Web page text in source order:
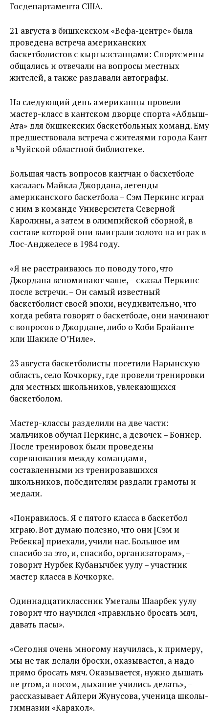
Госдепартамента США.
21 августа в бишкекском «Вефа-центре» была
проведена встреча американских
баскетболистов с кыргызстанцами: Спортсмены
общались и отвечали на вопросы местных
жителей, а также раздавали автографы.
На следующий день американцы провели
мастер-класс в кантском дворце спорта «Абдыш-
Ата» для бишкекских баскетбольных команд. Ему
предшествовала встреча с жителями города Кант
в Чуйской областной библиотеке.
Большая часть вопросов кантчан о баскетболе
касалась Майкла Джордана, легенды
американского баскетбола – Сэм Перкинс играл
с ним в команде Университета Северной
Каролины, а затем в олимпийской сборной, в
составе которой они выиграли золото на играх в
Лос-Анджелесе в 1984 году.
«Я не расстраиваюсь по поводу того, что
Джордана вспоминают чаще, – сказал Перкинс
после встречи. – Он самый известный
баскетболист своей эпохи, неудивительно, что
когда ребята говорят о баскетболе, они начинают
с вопросов о Джордане, либо о Коби Брайанте
или Шакиле О’Ниле».
23 августа баскетболисты посетили Нарынскую
область, село Кочкорку, где провели тренировки
для местных школьников, увлекающихся
баскетболом.
Мастер-классы разделили на две части:
мальчиков обучал Перкинс, а девочек – Боннер.
После тренировок были проведены
соревнования между командами,
составленными из тренировавшихся
школьников, победителям раздали грамоты и
медали.
«Понравилось. Я с пятого класса в баскетбол
играю. Вот думаю полезно, что они [Сэм и
Ребекка] приехали, учили нас. Большое им
спасибо за это, и, спасибо, организаторам», –
говорит Нурбек Кубанычбек уулу – участник
мастер класса в Кочкорке.
Одиннадцатиклассник Уметалы Шаарбек уулу
говорит что научился «правильно бросать мяч,
давать пасы».
«Сегодня очень многому научилась, к примеру,
мы не так делали броски, оказывается, а надо
прямо бросать мяч. Оказывается, нужно дышать
не ртом, а носом, дыхание учились делать», –
рассказывает Айпери Жунусова, ученица школы-
гимназии «Каракол».